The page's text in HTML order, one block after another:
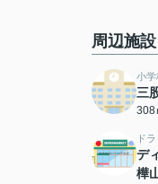
周辺施設
小学
三
308
ド
デ
樺